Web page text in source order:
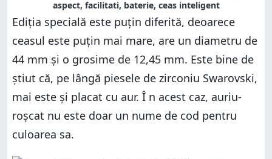
aspect, facilitati, baterie, ceas inteligent
Ediția specială este puțin diferită, deoarece
ceasul este puțin mai mare, are un diametru de
44 mm și o grosime de 12,45 mm. Este bine de
știut că, pe lângă piesele de zirconiu Swarovski,
mai este și placat cu aur. Î n acest caz, auriu-
roșcat nu este doar un nume de cod pentru
culoarea sa.